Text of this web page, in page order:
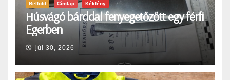
Belföld Címlap Kékfény
Húsvágó bárddal fenyegetőzőtt egy férfi
Egerben
júl 30, 2026